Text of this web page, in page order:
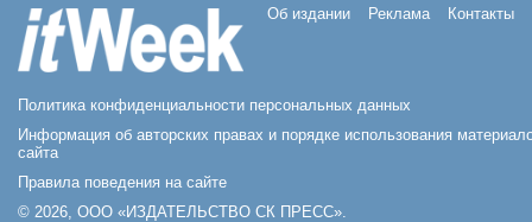
Об издании Реклама Контакты
Политика конфиденциальности персональных данных
Информация об авторских правах и порядке использования
сайта
Правила поведения на сайте
© 2026, ООО «ИЗДАТЕЛЬСТВО СК ПРЕСС».